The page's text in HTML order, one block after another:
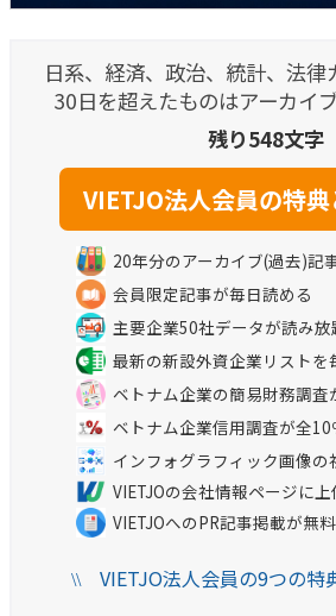
日系、経済、政治、統計、法律
30日を超えたものはアーカイ
残り548文字
20年分のアーカイブ(過去)記
会員限定記事が毎日読める
主要企業50社データが読み放
最新の新設外資企業リストを
ベトナム企業の簡易財務調査
ベトナム企業信用調査が全10
インフォグラフィック画像の
VIETJOの会社情報ページに
VIETJOへのPR記事掲載が無料
\\VIETJO法人会員の9つの特